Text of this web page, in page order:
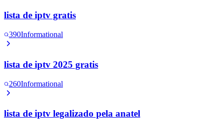
lista de iptv gratis
390Informational
lista de iptv 2025 gratis
260Informational
lista de iptv legalizado pela anatel